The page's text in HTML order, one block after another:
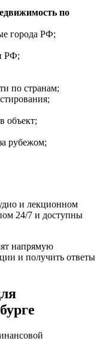
по
города РФ;
РФ;
по странам;
объект;
рубежом;
и лекционном
24/7 и доступны
напрямую
и получить ответы